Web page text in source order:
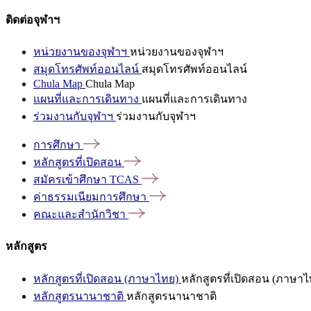
ติดต่อจุฬาฯ
หน่วยงานของจุฬาฯ หน่วยงานของจุฬาฯ
สมุดโทรศัพท์ออนไลน์ สมุดโทรศัพท์ออนไลน์
Chula Map Chula Map
แผนที่และการเดินทาง แผนที่และการเดินทาง
ร่วมงานกับจุฬาฯ ร่วมงานกับจุฬาฯ
การศึกษา
หลักสูตรที่เปิดสอน
สมัครเข้าศึกษา TCAS
ค่าธรรมเนียมการศึกษา
คณะและสำนักวิชา
หลักสูตร
หลักสูตรที่เปิดสอน (ภาษาไทย) หลักสูตรที่เปิดสอน (ภาษาไ
หลักสูตรนานาชาติ หลักสูตรนานาชาติ